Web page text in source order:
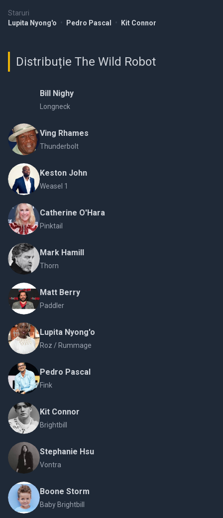
Staruri
Lupita Nyong'o • Pedro Pascal • Kit Connor
Distribuție The Wild Robot
Bill Nighy
Longneck
Ving Rhames
Thunderbolt
Keston John
Weasel 1
Catherine O'Hara
Pinktail
Mark Hamill
Thorn
Matt Berry
Paddler
Lupita Nyong'o
Roz / Rummage
Pedro Pascal
Fink
Kit Connor
Brightbill
Stephanie Hsu
Vontra
Boone Storm
Baby Brightbill